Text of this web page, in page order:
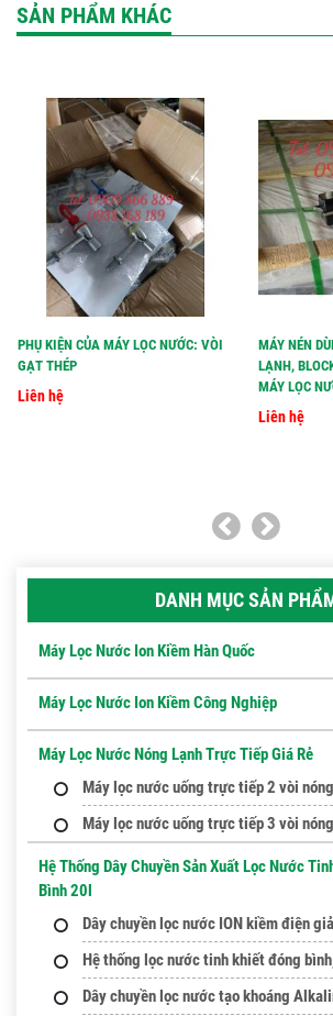
SẢN PHẨM KHÁC
PHỤ KIỆN CỦA MÁY LỌC NƯỚC: VÒI
GẠT THÉP
Liên hệ
MÁY NÉN
LẠNH,
MÁY LỌC
Liên hệ
DANH MỤC SẢN
Máy Lọc Nước Ion Kiềm Hàn Quốc
Máy Lọc Nước Ion Kiềm Công Nghiệp
Máy Lọc Nước Nóng Lạnh Trực Tiếp Giá Rẻ
Máy lọc nước uống trực tiếp 2 vòi
Máy lọc nước uống trực tiếp 3 vòi
Hệ Thống Dây Chuyền Sản Xuất Lọc Nước
Bình 20l
Dây chuyền lọc nước ION kiềm điện
Hệ thống lọc nước tinh khiết đóng
Dây chuyền lọc nước tạo khoáng